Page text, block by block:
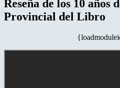
Reseña de los 10 años
Provincial del Libro